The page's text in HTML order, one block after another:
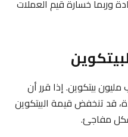
وربما خسارة قيم العملات
بيتكوين. إذا قرر أن
قد تنخفض قيمة البيتكوين
مفاجئ.